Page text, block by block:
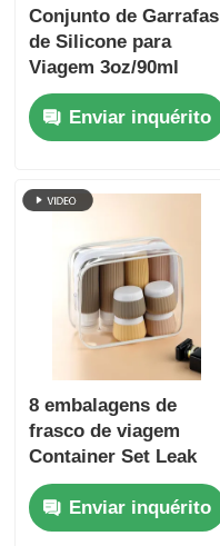
Conjunto de Garrafas
de Silicone para
Viagem 3oz/90ml
Com Janela
Transparente
Enviar inquérito
8 embalagens de
frasco de viagem
Container Set Leak
Proof 90 ml frasco de
silicone + 30 ml
frascos de silicone
Enviar inquérito